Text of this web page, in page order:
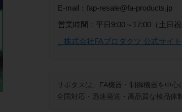
E-mail：fap-resale@fa-products.jp
営業時間：平日9:00～17:00（土日祝
_ 株式会社FAプロダクツ 公式サイト
サポタスは、FA機器・制御機器を中
全国対応・迅速発送・高品質な検品体